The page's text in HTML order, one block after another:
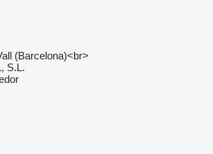
(Barcelona)<br>
S.L.